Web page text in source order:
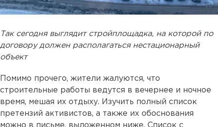
Так сегодня выглядит стройплощадка, на которой по
договору должен располагаться нестационарный
объект
Помимо прочего, жители жалуются, что
строительные работы ведутся в вечернее и ночное
время, мешая их отдыху. Изучить полный список
претензий активистов, а также их обоснования
можно в письме, выложенном ниже. Список с